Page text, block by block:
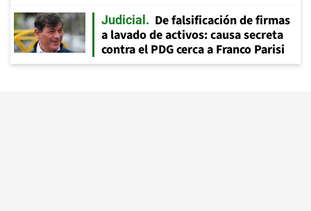
Judicial
De falsificación de firmas
a lavado de activos: causa secreta
contra el PDG cerca a Franco Parisi